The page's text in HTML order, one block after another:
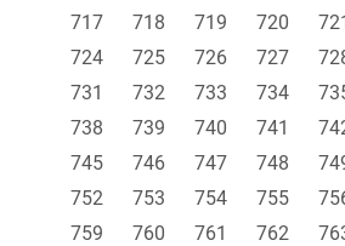
717
718 719 720
724
725 726 727
731
732 733 734
738
739 740 741
745
746 747 748
752
753 754 755
759
760 761 762